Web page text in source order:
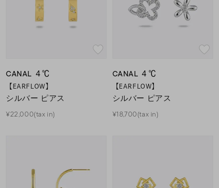
CANAL ４℃
【EARFLOW】
シルバー ピアス
¥22,000(tax in)
CANAL ４℃
【EARFLOW】
シルバー ピアス
¥18,700(tax in)